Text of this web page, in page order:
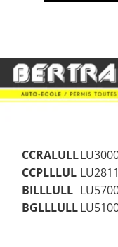
CCRALULL
CCPLLLUL
BILLLULL
BGLLLULL